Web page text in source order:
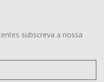
subscreva a nossa